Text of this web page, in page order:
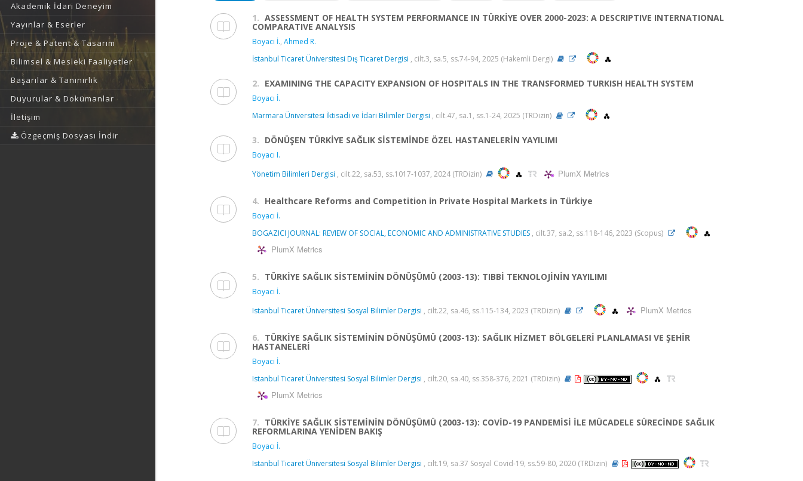
Akademik İdari Deneyim
Yayınlar & Eserler
Proje & Patent & Tasarım
Bilimsel & Mesleki Faaliyetler
Başarılar & Tanınırlık
Duyurular & Dokümanlar
İletişim
Özgeçmiş Dosyası İndir
1. ASSESSMENT OF HEALTH SYSTEM PERFORMANCE IN TÜRKİYE OVER 2000-2023: A DESCRIPTIVE INTERNATIONAL
COMPARATIVE ANALYSIS
Boyacı İ., Ahmed R.
İstanbul Ticaret Üniversitesi Dış Ticaret Dergisi , cilt.3, sa.5, ss.74-94, 2025 (Hakemli Dergi)
2. EXAMINING THE CAPACITY EXPANSION OF HOSPITALS IN THE TRANSFORMED TURKISH HEALTH SYSTEM
Boyacı İ.
Marmara Üniversitesi İktisadi ve İdari Bilimler Dergisi , cilt.47, sa.1, ss.1-24, 2025 (TRDizin)
3. DÖNÜŞEN TÜRKİYE SAĞLIK SİSTEMİNDE ÖZEL HASTANELERİN YAYILIMI
Boyacı I.
Yönetim Bilimleri Dergisi , cilt.22, sa.53, ss.1017-1037, 2024 (TRDizin) PlumX Metrics
4. Healthcare Reforms and Competition in Private Hospital Markets in Türkiye
Boyacı İ.
BOGAZICI JOURNAL: REVIEW OF SOCIAL, ECONOMIC AND ADMINISTRATIVE STUDIES , cilt.37, sa.2, ss.118-146, 2023 (Scopus)
PlumX Metrics
5. TÜRKİYE SAĞLIK SİSTEMİNİN DÖNÜŞÜMÜ (2003-13): TIBBİ TEKNOLOJİNİN YAYILIMI
Boyacı İ.
Istanbul Ticaret Üniversitesi Sosyal Bilimler Dergisi , cilt.22, sa.46, ss.115-134, 2023 (TRDizin) PlumX Metrics
6. TÜRKİYE SAĞLIK SİSTEMİNİN DÖNÜŞÜMÜ (2003-13): SAĞLIK HİZMET BÖLGELERİ PLANLAMASI VE ŞEHİR
HASTANELERİ
Boyacı İ.
Istanbul Ticaret Üniversitesi Sosyal Bilimler Dergisi , cilt.20, sa.40, ss.358-376, 2021 (TRDizin)
PlumX Metrics
7. TÜRKİYE SAĞLIK SİSTEMİNİN DÖNÜŞÜMÜ (2003-13): COVİD-19 PANDEMİSİ İLE MÜCADELE SÜRECİNDE SAĞLIK
REFORMLARINA YENİDEN BAKIŞ
Boyacı İ.
Istanbul Ticaret Üniversitesi Sosyal Bilimler Dergisi , cilt.19, sa.37 Sosyal Covid-19, ss.59-80, 2020 (TRDizin)